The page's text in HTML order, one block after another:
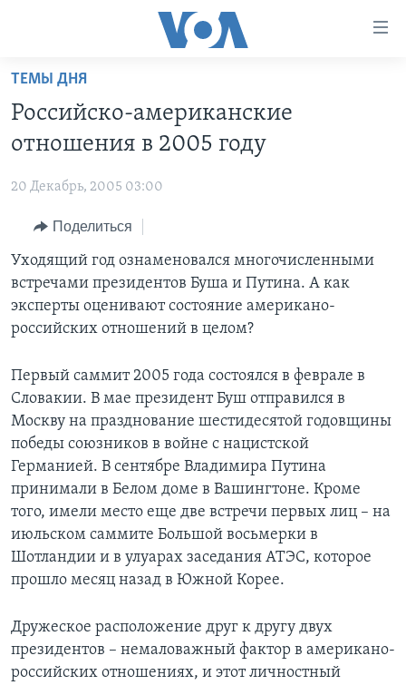
Перейти
основной
контент
навигации
Перейти
поиск
НОВОСТИ ЗА МИНУТУ
ИТОГИ
ПОЧЕМУ ЭТО ВАЖНО?
ДИСКУССИЯ VOA
ДЕТАЛИ
АМЕРИКА. БОЛЬШОЕ ПУТЕШЕСТВИЕ
УЧИМ АНГЛИЙСКИЙ
НАША АМЕРИКАНСКАЯ ИСТОРИЯ
А КАК В АМЕРИКЕ?
АРТЕФАКТЫ
АМЕРИКАНСКИЕ ГОРОДКИ
ЭКСПЕРТИЗА
ИНТЕРВЬЮ
ФАКТЫ ПРОТИВ ФЕЙКОВ
ЗА СВОБОДУ ПРЕССЫ
УЧИМ АНГЛИЙСКИЙ
ПОДПИСКА НА НОВОСТИ
Learning English
СОЦИАЛЬНЫЕ СЕТИ
Языки
ТЕМЫ ДНЯ
Российско-американские
отношения в 2005 году
20 Декабрь, 2005 03:00
Поделиться
Уходящий год ознаменовался многочисленными
встречами президентов Буша и Путина. А как
эксперты оценивают состояние американо-
российских отношений в целом?
Первый саммит 2005 года состоялся в феврале в
Словакии. В мае президент Буш отправился в
Москву на празднование шестидесятой годовщины
победы союзников в войне с нацистской
Германией. В сентябре Владимира Путина
принимали в Белом доме в Вашингтоне. Кроме
того, имели место еще две встречи первых лиц – на
июльском саммите Большой восьмерки в
Шотландии и в улуарах заседания АТЭС, которое
прошло месяц назад в Южной Корее.
Дружеское расположение друг к другу двух
президентов – немаловажный фактор в американо-
российских отношениях, и этот личностный